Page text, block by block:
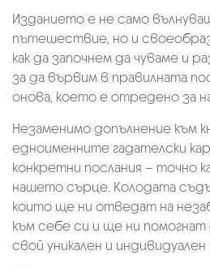
Изданието е не само
пътешествие, но и
как да започнем да чуваме и
за да вървим в правилната
онова, което е отредено за
Незаменимо допълнение към
едноименните гадателски
конкретни послания – точно
нашето сърце. Колодата
които ще ни отведат на
към себе си и ще ни
свой уникален и индивидуален